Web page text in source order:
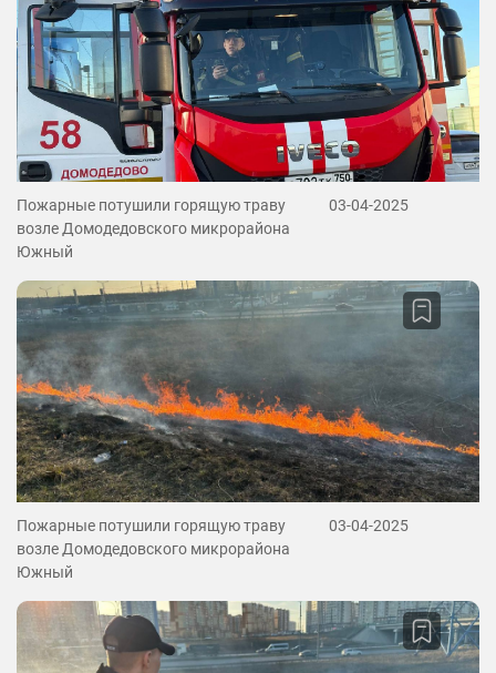
Пожарные потушили горящую траву
возле Домодедовского микрорайона
Южный
03-04-2025
Пожарные потушили горящую траву
возле Домодедовского микрорайона
Южный
03-04-2025